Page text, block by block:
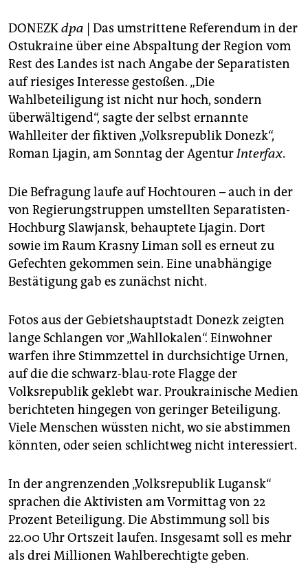
fragen & hilfe
unterstützen
abo
genossenschaft
epaper login
DONEZKdpa | Das umstrittene Referendum in der
Ostukraine über eine Abspaltung der Region vom
Rest des Landes ist nach Angabe der Separatisten
auf riesiges Interesse gestoßen. „Die
Wahlbeteiligung ist nicht nur hoch, sondern
überwältigend“, sagte der selbst ernannte
Wahlleiter der fiktiven „Volksrepublik Donezk“,
Roman Ljagin, am Sonntag der AgenturInterfax.
Die Befragung laufe auf Hochtouren – auch in der
von Regierungstruppen umstellten Separatisten-
Hochburg Slawjansk, behauptete Ljagin. Dort
sowie im Raum Krasny Liman soll es erneut zu
Gefechten gekommen sein. Eine unabhängige
Bestätigung gab es zunächst nicht.
Fotos aus der Gebietshauptstadt Donezk zeigten
lange Schlangen vor „Wahllokalen“. Einwohner
warfen ihre Stimmzettel in durchsichtige Urnen,
auf die die schwarz-blau-rote Flagge der
Volksrepublik geklebt war. Proukrainische Medien
berichteten hingegen von geringer Beteiligung.
Viele Menschen wüssten nicht, wo sie abstimmen
könnten, oder seien schlichtweg nicht interessiert.
In der angrenzenden „Volksrepublik Lugansk“
sprachen die Aktivisten am Vormittag von 22
Prozent Beteiligung. Die Abstimmung soll bis
22.00 Uhr Ortszeit laufen. Insgesamt soll es mehr
als drei Millionen Wahlberechtigte geben.